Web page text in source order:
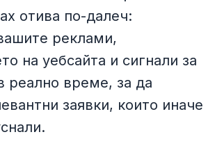
отива по-далеч:
реклами,
на уебсайта и сигнали за
реално време, за да
заявки, които иначе